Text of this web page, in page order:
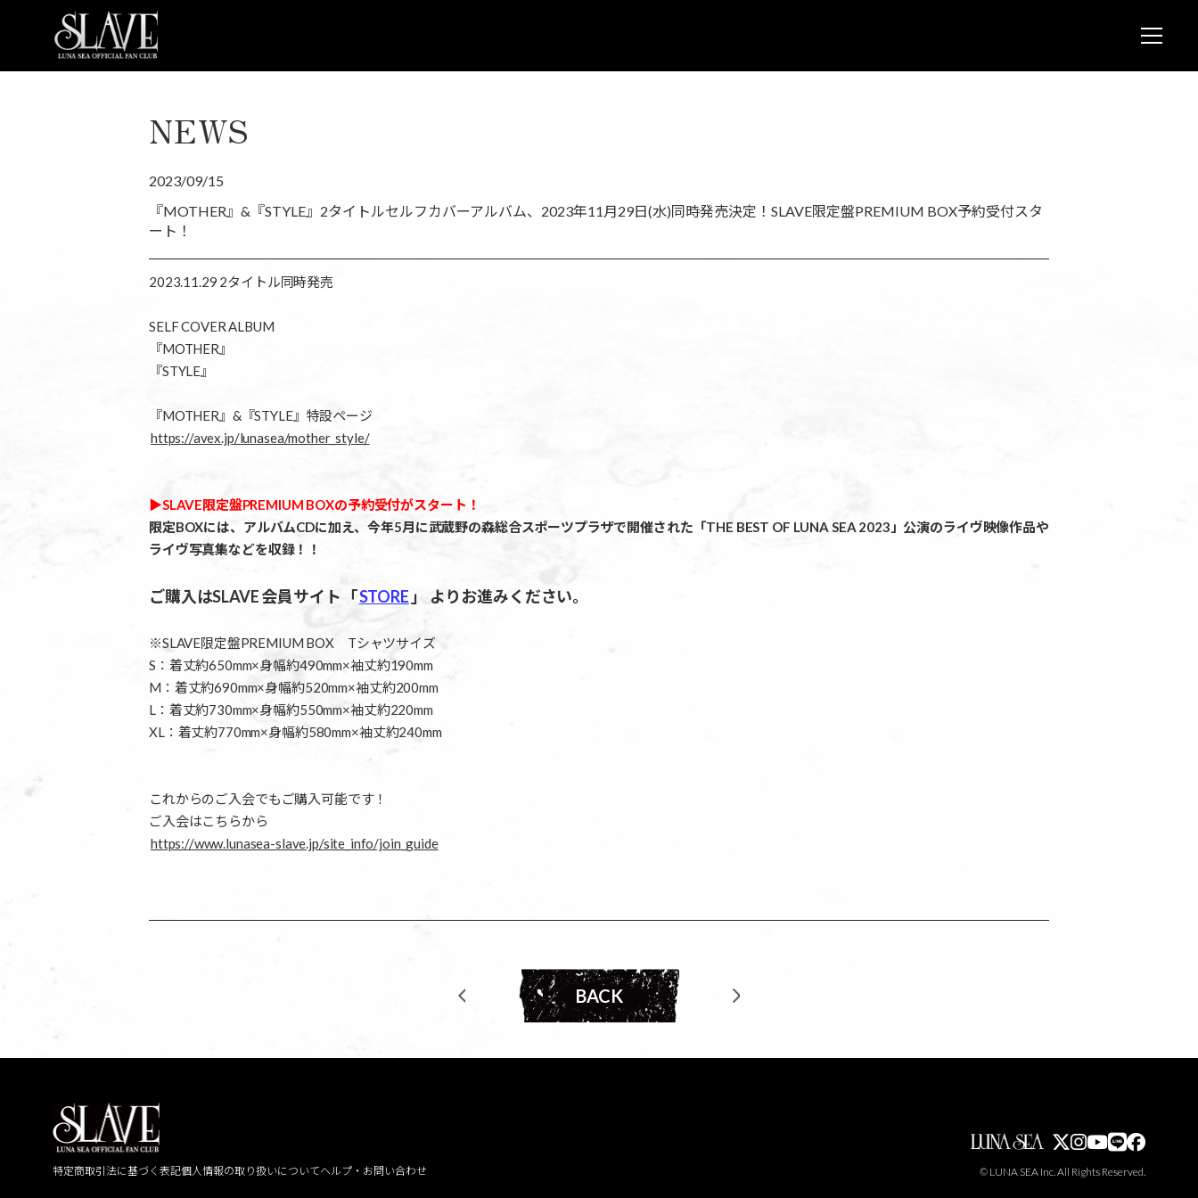
NEWS
2023/09/15
『MOTHER』&『STYLE』2タイトルセルフカバーアルバム、2023年11月29日(水)同時発売決定！SLAVE限定盤PREMIUM BOX予約受付スタ
ート！
2023.11.29 2タイトル同時発売
SELF COVER ALBUM
『MOTHER』
『STYLE』
『MOTHER』&『STYLE』特設ページ
https://avex.jp/lunasea/mother_style/
▶︎SLAVE限定盤PREMIUM BOXの予約受付がスタート！
限定BOXには、アルバムCDに加え、今年5月に武蔵野の森総合スポーツプラザで開催された「THE BEST OF LUNA SEA 2023」公演のライヴ映像作品や
ライヴ写真集などを収録！！
ご購入はSLAVE 会員サイト「STORE 」 よりお進みください。
※SLAVE限定盤PREMIUM BOX Tシャツサイズ
S：着丈約650mm×身幅約490mm×袖丈約190mm
M：着丈約690mm×身幅約520mm×袖丈約200mm
L：着丈約730mm×身幅約550mm×袖丈約220mm
XL：着丈約770mm×身幅約580mm×袖丈約240mm
これからのご入会でもご購入可能です！
ご入会はこちらから
https://www.lunasea-slave.jp/site_info/join_guide
BACK
特定商取引法に基づく表記個人情報の取り扱いについてヘルプ・お問い合わせ © LUNA SEA Inc. All Rights Reserved.